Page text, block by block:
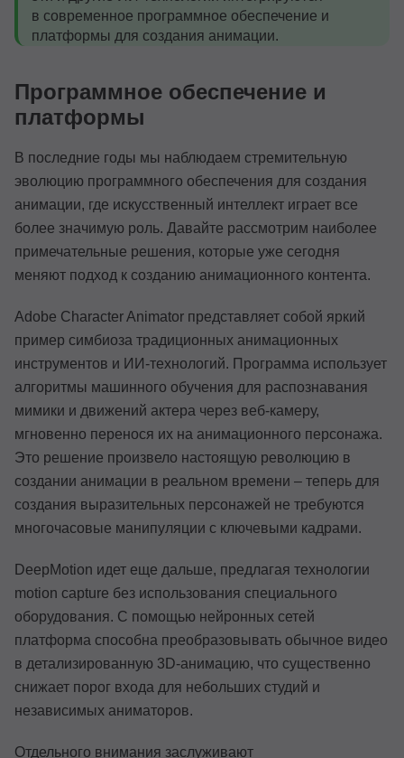
в современное программное обеспечение и
платформы для создания анимации.
Программное обеспечение и
платформы
В последние годы мы наблюдаем стремительную
эволюцию программного обеспечения для создания
анимации, где искусственный интеллект играет все
более значимую роль. Давайте рассмотрим наиболее
примечательные решения, которые уже сегодня
меняют подход к созданию анимационного контента.
Adobe Character Animator представляет собой яркий
пример симбиоза традиционных анимационных
инструментов и ИИ-технологий. Программа использует
алгоритмы машинного обучения для распознавания
мимики и движений актера через веб-камеру,
мгновенно перенося их на анимационного персонажа.
Это решение произвело настоящую революцию в
создании анимации в реальном времени – теперь для
создания выразительных персонажей не требуются
многочасовые манипуляции с ключевыми кадрами.
DeepMotion идет еще дальше, предлагая технологии
motion capture без использования специального
оборудования. С помощью нейронных сетей
платформа способна преобразовывать обычное видео
в детализированную 3D-анимацию, что существенно
снижает порог входа для небольших студий и
независимых аниматоров.
Отдельного внимания заслуживают